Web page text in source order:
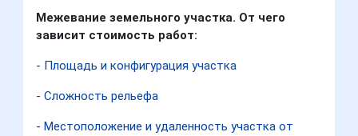
Межевание земельного участка. От чего
зависит стоимость работ:
- Площадь и конфигурация участка
- Сложность рельефа
- Местоположение и удаленность участка от